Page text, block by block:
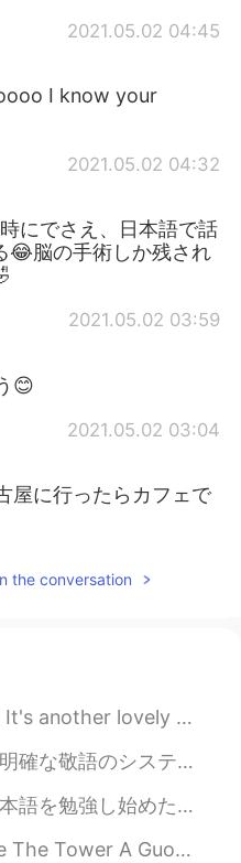
2021.05.02 04:45
I know your
2021.05.02 04:32
にでさえ、日本語で話
😂脳の手術しか残され
2021.05.02 03:59
😊
2021.05.02 03:04
屋に行ったらカフェで
る🥲
2021.05.02 01:12
the conversation
is shining! I went to the post office an...
ですよね。特に仕事場や、人に頼みごとをする場合、度直球に頼むのではなくどうしたらもう少...
1級まで書かなかったですが、2級までの1000個の字を書きました。すると、紙が10枚に...
pretty cool views of Tower Bridge. I slept w...